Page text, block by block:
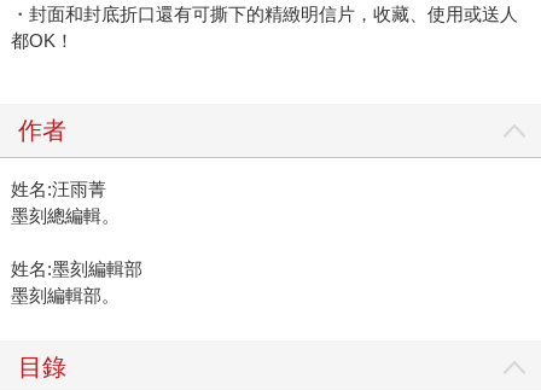
・封面和封底折口還有可撕下的精緻明信片，收藏、使用或送人
都OK！
作者
姓名:汪雨菁
墨刻總編輯。
姓名:墨刻編輯部
墨刻編輯部。
目錄